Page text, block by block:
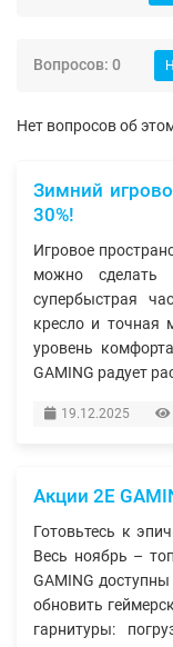
Вопросов: 0
Нет вопросов об
Зимний
30%!
Игровое
можно сделать
супербыстрая
кресло и точная
уровень
GAMING радует
19.12.2025
Акции 2E
Готовьтесь к
Весь ноябрь –
GAMING
обновить
гарнитуры: